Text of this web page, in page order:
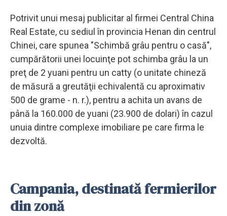
Potrivit unui mesaj publicitar al firmei Central China
Real Estate, cu sediul în provincia Henan din centrul
Chinei, care spunea "Schimbă grâu pentru o casă",
cumpărătorii unei locuinţe pot schimba grâu la un
preţ de 2 yuani pentru un catty (o unitate chineză
de măsură a greutăţii echivalentă cu aproximativ
500 de grame - n. r.), pentru a achita un avans de
până la 160.000 de yuani (23.900 de dolari) în cazul
unuia dintre complexe imobiliare pe care firma le
dezvoltă.
Campania, destinată fermierilor
din zonă